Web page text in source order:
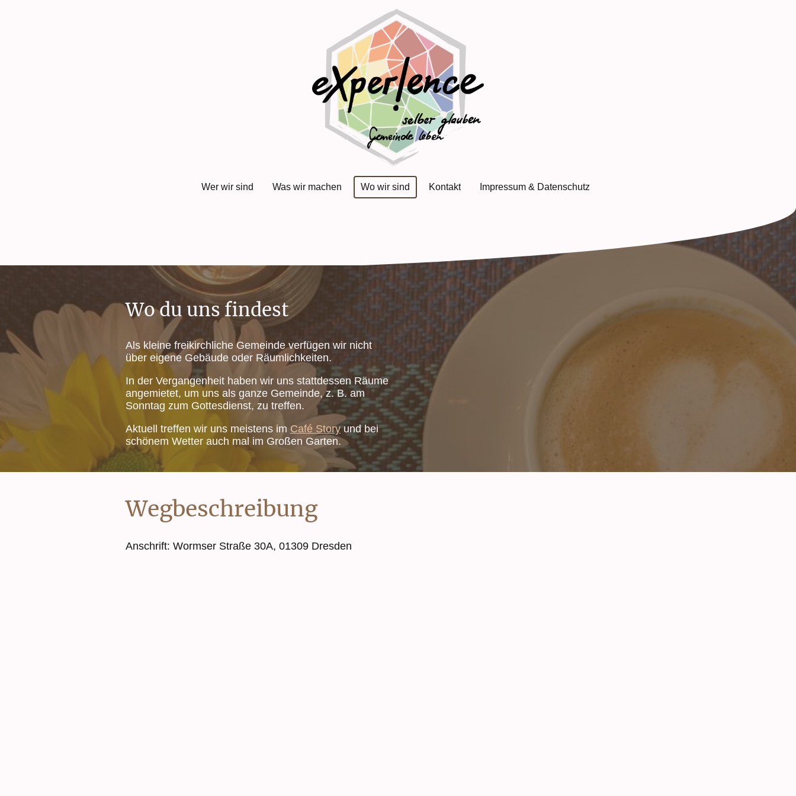
Wer wir sind Was wir machen Wo wir sind Kontakt Impressum & Datenschutz
Wo du uns findest
Als kleine freikirchliche Gemeinde verfügen wir nicht
über eigene Gebäude oder Räumlichkeiten.
In der Vergangenheit haben wir uns stattdessen Räume
angemietet, um uns als ganze Gemeinde, z. B. am
Sonntag zum Gottesdienst, zu treffen.
Aktuell treffen wir uns meistens im Café Storyund bei
schönem Wetter auch mal im Großen Garten.
Wegbeschreibung
Anschrift: Wormser Straße 30A, 01309 Dresden